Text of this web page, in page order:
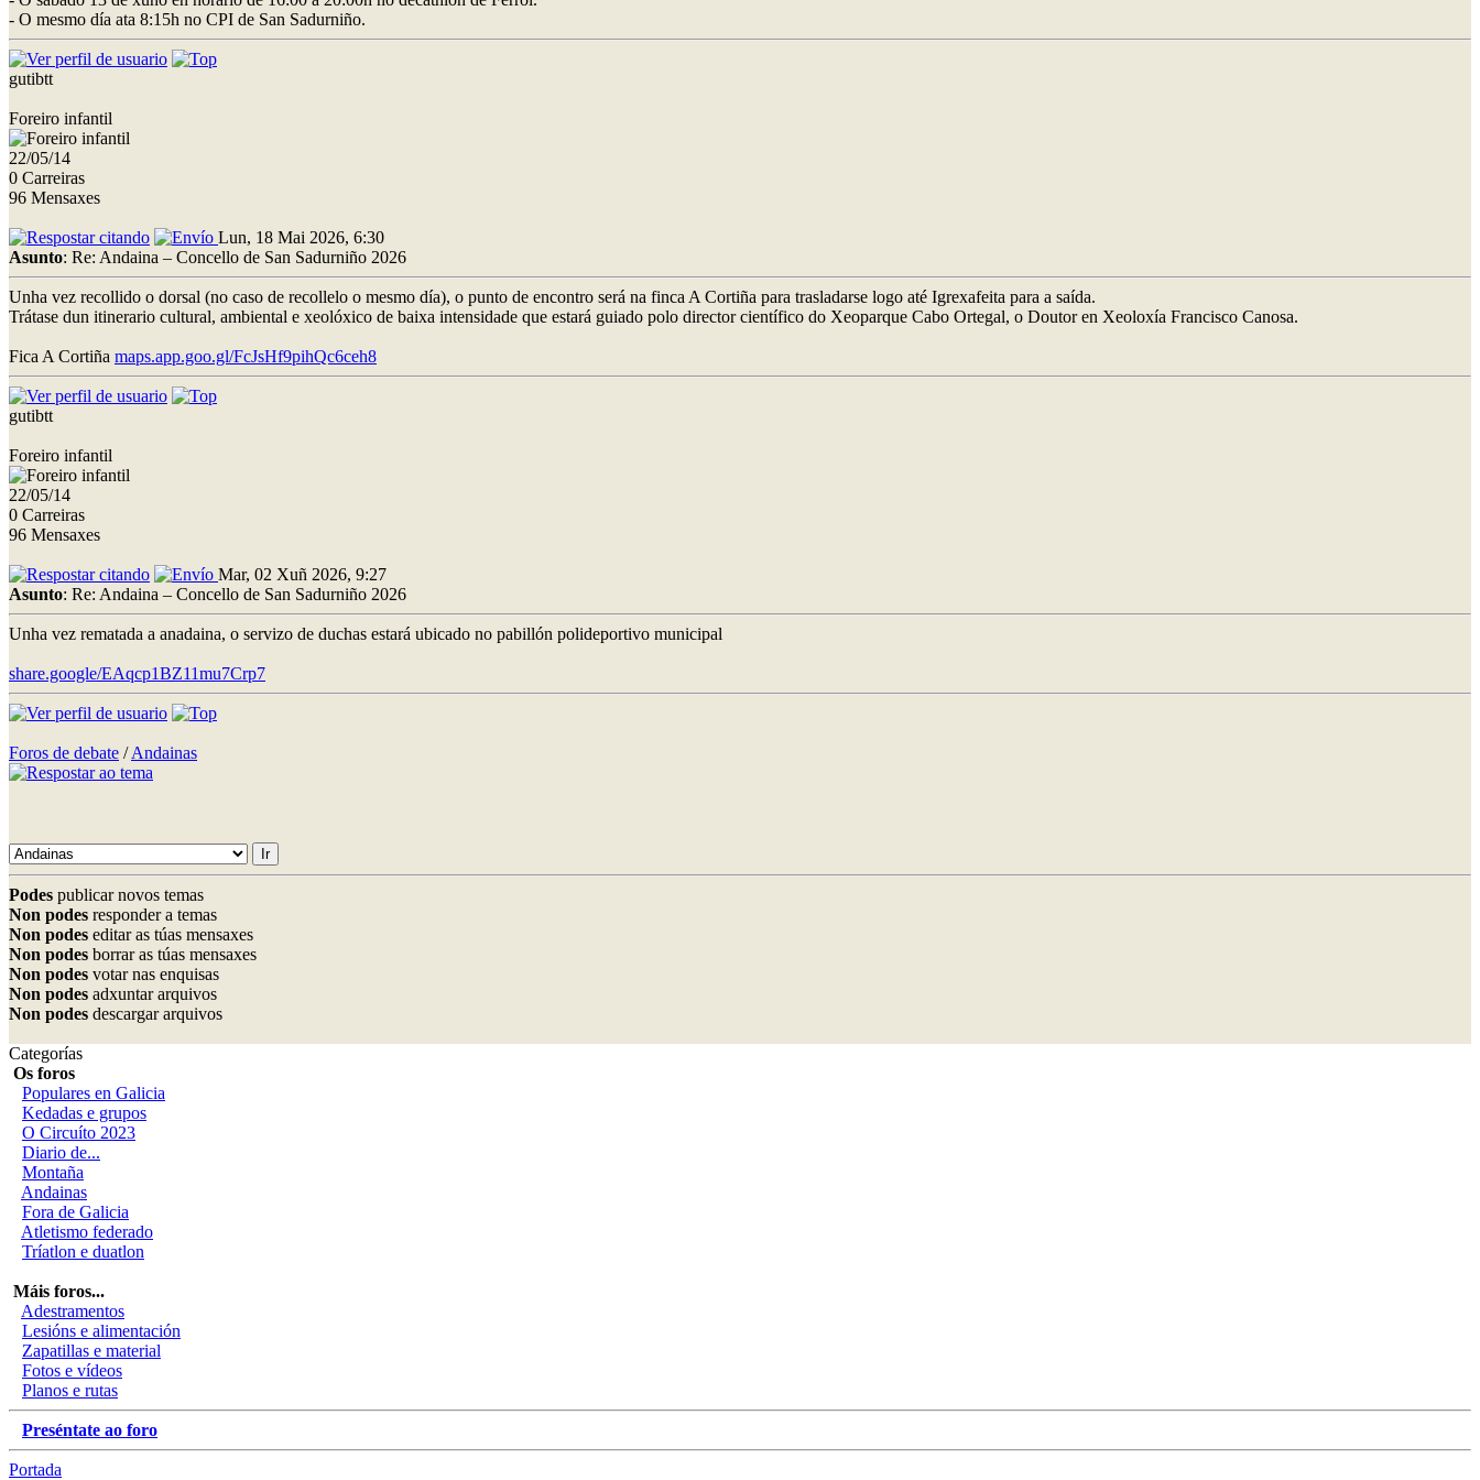
- O mesmo día ata 8:15h no CPI de San Sadurniño.
gutibtt
Foreiro infantil
22/05/14
0 Carreiras
96 Mensaxes
Lun, 18 Mai 2026, 6:30
Asunto: Re: Andaina – Concello de San Sadurniño 2026
Unha vez recollido o dorsal (no caso de recollelo o mesmo día), o punto de encontro será na finca A Cortiña para trasladarse logo até Igrexafeita para a saída.
Trátase dun itinerario cultural, ambiental e xeolóxico de baixa intensidade que estará guiado polo director científico do Xeoparque Cabo Ortegal, o Doutor en Xeoloxía Francisco Canosa.
Fica A Cortiña maps.app.goo.gl/FcJsHf9pihQc6ceh8
gutibtt
Foreiro infantil
22/05/14
0 Carreiras
96 Mensaxes
Mar, 02 Xuñ 2026, 9:27
Asunto: Re: Andaina – Concello de San Sadurniño 2026
Unha vez rematada a anadaina, o servizo de duchas estará ubicado no pabillón polideportivo municipal
share.google/EAqcp1BZ11mu7Crp7
Foros de debate /Andainas
Podes publicar novos temas
Non podes responder a temas
Non podes editar as túas mensaxes
Non podes borrar as túas mensaxes
Non podes votar nas enquisas
Non podes adxuntar arquivos
Non podes descargar arquivos
Categorías
Os foros
Populares en Galicia
Kedadas e grupos
O Circuíto 2023
Diario de...
Montaña
Andainas
Fora de Galicia
Atletismo federado
Tríatlon e duatlon
Máis foros...
Adestramentos
Lesións e alimentación
Zapatillas e material
Fotos e vídeos
Planos e rutas
Preséntate ao foro
Portada